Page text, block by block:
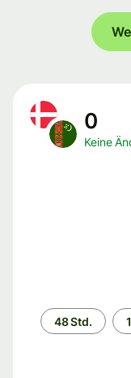
0
Keine
Zeitraum
48 Std.